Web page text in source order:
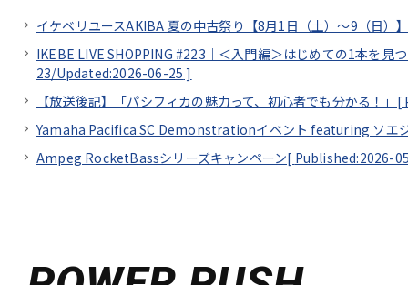
イケベリユースAKIBA 夏の中古祭り【8月1日（土）～9（日）
IKEBE LIVE SHOPPING #223｜＜入門編＞はじめての1本を
23/Updated:2026-06-25 ]
【放送後記】「パシフィカの魅力って、初心者でも分かる！」[
Yamaha Pacifica SC Demonstrationイベント featuring ソエ
Ampeg RocketBassシリーズキャンペーン[ Published:2026-